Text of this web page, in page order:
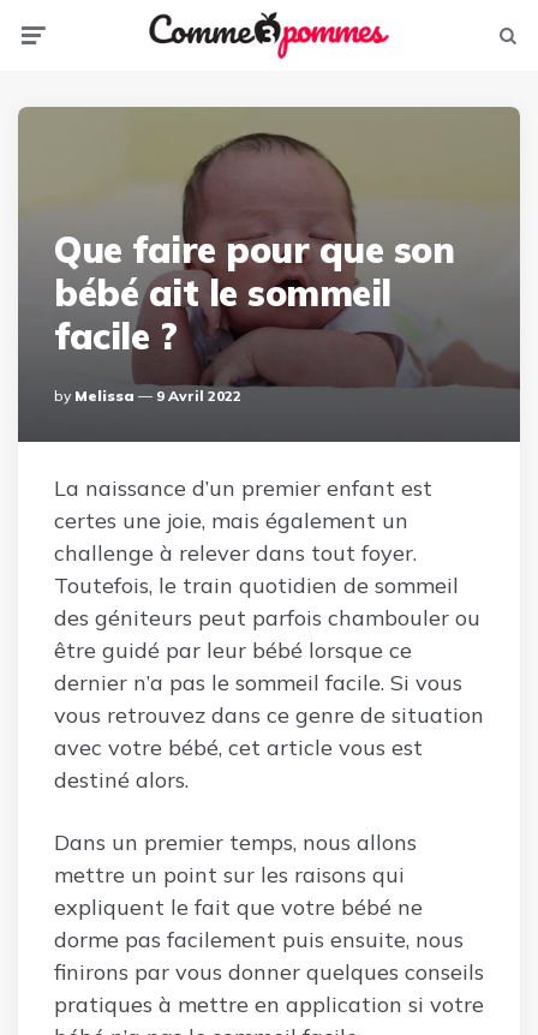
Que faire pour que son
bébé ait le sommeil
facile ?
Posted
By
By Melissa 9 Avril 2022
La naissance d’un premier enfant est
certes une joie, mais également un
challenge à relever dans tout foyer.
Toutefois, le train quotidien de sommeil
des géniteurs peut parfois chambouler ou
être guidé par leur bébé lorsque ce
dernier n’a pas le sommeil facile. Si vous
vous retrouvez dans ce genre de situation
avec votre bébé, cet article vous est
destiné alors.
Dans un premier temps, nous allons
mettre un point sur les raisons qui
expliquent le fait que votre bébé ne
dorme pas facilement puis ensuite, nous
finirons par vous donner quelques conseils
pratiques à mettre en application si votre